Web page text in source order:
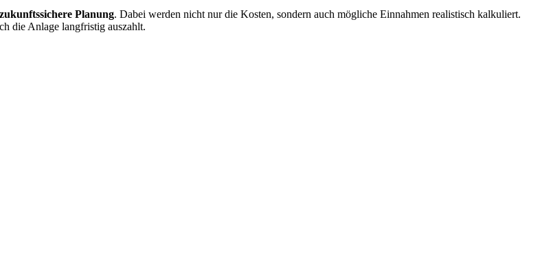
Planung. Dabei werden nicht nur die Kosten, sondern auch mögliche Einnahmen realistisch kalkuliert.
die Anlage langfristig auszahlt.